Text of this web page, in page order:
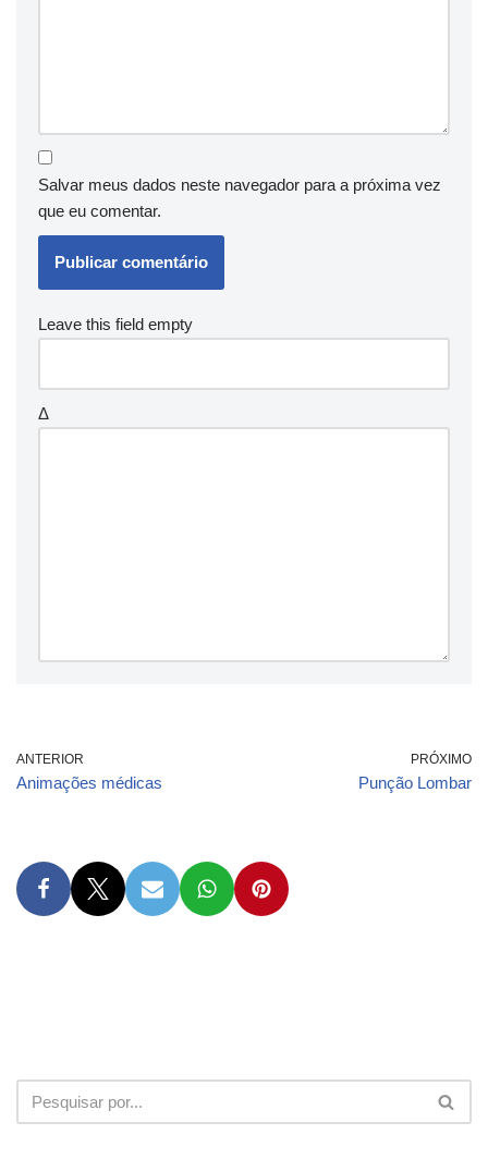
Salvar meus dados neste navegador para a próxima vez
que eu comentar.
Leave this field empty
Δ
ANTERIOR
Animações médicas
PRÓXIMO
Punção Lombar